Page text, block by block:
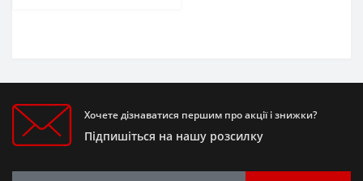
Хочете дізнаватися першим про акції і знижки?
Підпишіться на нашу розсилку